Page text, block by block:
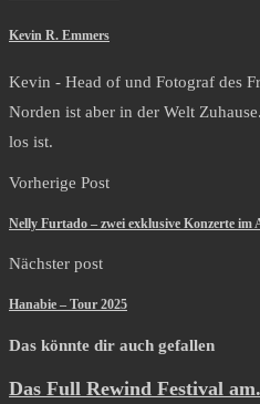
Kevin R. Emmers
Kevin - Head of und Fotograf des
Norden ist aber in der Welt
los ist.
Vorherige Post
Nelly Furtado – zwei exklusive Konzerte im
Nächster post
Hanabie – Tour 2025
Das könnte dir auch gefallen
Das Full Rewind Festival